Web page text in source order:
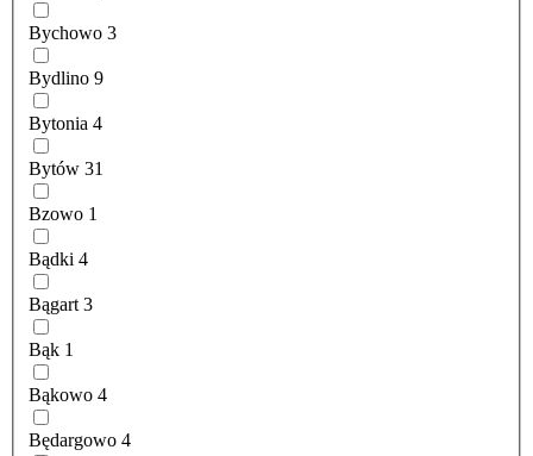
Bychowo 3
Bydlino 9
Bytonia 4
Bytów 31
Bzowo 1
Bądki 4
Bągart 3
Bąk 1
Bąkowo 4
Będargowo 4